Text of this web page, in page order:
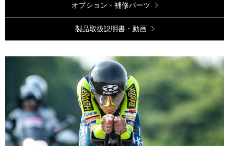
オプション・補修パーツ
製品取扱説明書・動画